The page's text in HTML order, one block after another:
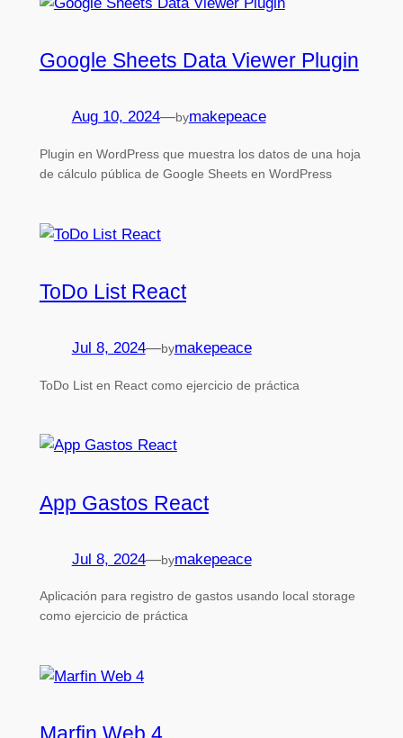
Google Sheets Data Viewer Plugin
Aug 10, 2024—bymakepeace
Plugin en WordPress que muestra los datos de una hoja
de cálculo pública de Google Sheets en WordPress
ToDo List React
Jul 8, 2024—bymakepeace
ToDo List en React como ejercicio de práctica
App Gastos React
Jul 8, 2024—bymakepeace
Aplicación para registro de gastos usando local storage
como ejercicio de práctica